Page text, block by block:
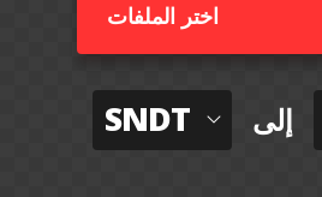
اختر الملفات
SNDT إلى